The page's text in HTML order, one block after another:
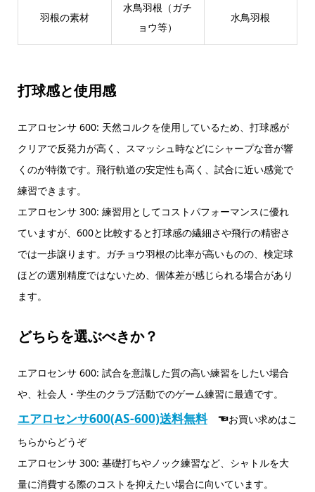
羽根の素材
水鳥羽根（ガチ
ョウ等）
水鳥羽根
打球感と使用感
エアロセンサ 600: 天然コルクを使用しているため、打球感が
クリアで反発力が高く、スマッシュ時などにシャープな音が響
くのが特徴です。飛行軌道の安定性も高く、試合に近い感覚で
練習できます。
エアロセンサ 300: 練習用としてコストパフォーマンスに優れ
ていますが、600と比較すると打球感の繊細さや飛行の精密さ
では一歩譲ります。ガチョウ羽根の比率が高いものの、検定球
ほどの選別精度ではないため、個体差が感じられる場合があり
ます。
どちらを選ぶべきか？
エアロセンサ 600: 試合を意識した質の高い練習をしたい場合
や、社会人・学生のクラブ活動でのゲーム練習に最適です。
エアロセンサ600(AS-600)送料無料 ☜お買い求めはこ
ちらからどうぞ
エアロセンサ 300: 基礎打ちやノック練習など、シャトルを大
量に消費する際のコストを抑えたい場合に向いています。